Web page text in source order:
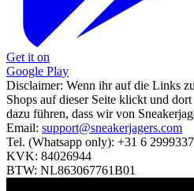
Get it on
Google Play
Disclaimer: Wenn ihr auf die Links
Shops auf dieser Seite klickt und
dazu führen, dass wir von
Email: support@sneakerjagers.com
Tel. (Whatsapp only): +31 6
KVK: 84026944
BTW: NL863067761B01